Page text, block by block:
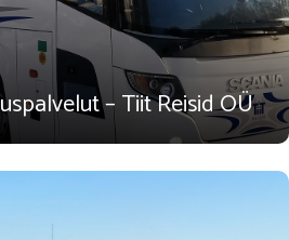
– Tiit Reisid OÜ